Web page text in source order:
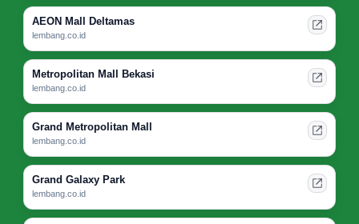
AEON Mall Deltamas
lembang.co.id
Metropolitan Mall Bekasi
lembang.co.id
Grand Metropolitan Mall
lembang.co.id
Grand Galaxy Park
lembang.co.id